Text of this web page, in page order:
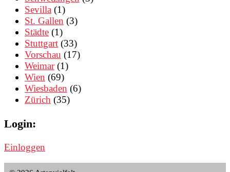
Sevilla (1)
St. Gallen (3)
Städte (1)
Stuttgart (33)
Vorschau (17)
Weimar(1)
Wien (69)
Wiesbaden (6)
Zürich (35)
Login:
Einloggen